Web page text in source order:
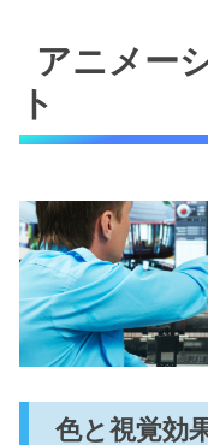
アニメー
ト
色と視覚効